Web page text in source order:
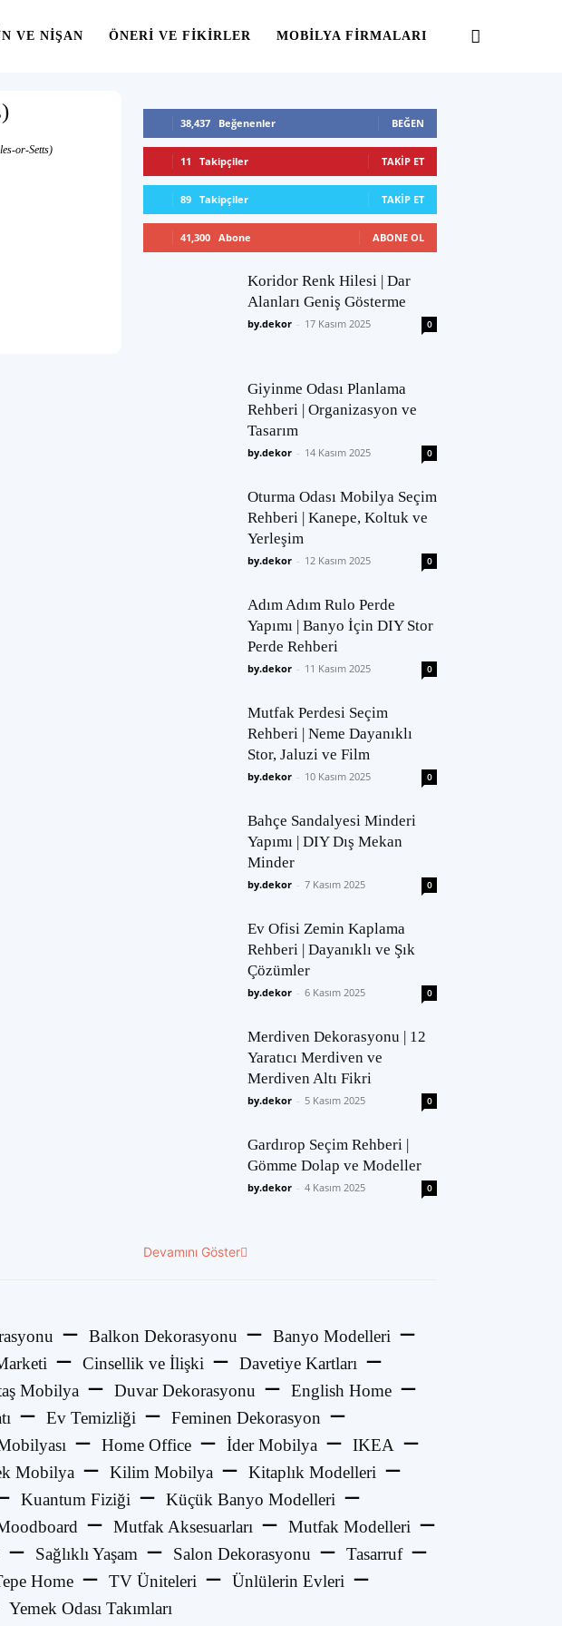
VE NIŞAN ÖNERI VE FIKIRLER MOBILYA FIRMALARI
or-Setts)
38,437 Beğenenler BEĞEN
11 Takipçiler TAKIP ET
89 Takipçiler TAKIP ET
41,300 Abone ABONE OL
Koridor Renk Hilesi | Dar
Alanları Geniş Gösterme
by.dekor - 17 Kasım 2025 0
Giyinme Odası Planlama
Rehberi | Organizasyon ve
Tasarım
by.dekor - 14 Kasım 2025 0
Oturma Odası Mobilya Seçim
Rehberi | Kanepe, Koltuk ve
Yerleşim
by.dekor - 12 Kasım 2025 0
Adım Adım Rulo Perde
Yapımı | Banyo İçin DIY Stor
Perde Rehberi
by.dekor - 11 Kasım 2025 0
Mutfak Perdesi Seçim
Rehberi | Neme Dayanıklı
Stor, Jaluzi ve Film
by.dekor - 10 Kasım 2025 0
Bahçe Sandalyesi Minderi
Yapımı | DIY Dış Mekan
Minder
by.dekor - 7 Kasım 2025 0
Ev Ofisi Zemin Kaplama
Rehberi | Dayanıklı ve Şık
Çözümler
by.dekor - 6 Kasım 2025 0
Merdiven Dekorasyonu | 12
Yaratıcı Merdiven ve
Merdiven Altı Fikri
by.dekor - 5 Kasım 2025 0
Gardırop Seçim Rehberi |
Gömme Dolap ve Modeller
by.dekor - 4 Kasım 2025 0
Devamını Göster
Balkon Dekorasyonu
Banyo Modelleri
Cinsellik ve İlişki
Davetiye Kartları
Mobilya Duvar Dekorasyonu
English Home
Ev Temizliği
Feminen Dekorasyon
Home Office İder Mobilya
IKEA
Mobilya Kilim Mobilya
Kitaplık Modelleri
Kuantum Fiziği
Küçük Banyo Modelleri
Mutfak Aksesuarları
Mutfak Modelleri
Sağlıklı Yaşam Salon Dekorasyonu
Tasarruf
Home TV Üniteleri
Ünlülerin Evleri
Yemek Odası Takımları